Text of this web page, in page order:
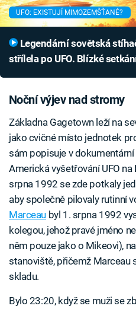
UFO: EXISTUJÍ MIMOZEMŠŤANÉ?
střílela po UFO. Blízké
Noční výjev nad stromy
Základna Gagetown leží na
jako cvičné místo jednotek
sám popisuje v
Americká vyšetřování UFO
srpna 1992 se zde potkaly
aby společně pilovaly rutinní
Marceau byl 1. srpna 1992
kolegou, jehož pravé jméno
něm pouze jako o Mikeovi),
stanoviště, přičemž Marceau
skladu.
Bylo 23:20, když se muži se